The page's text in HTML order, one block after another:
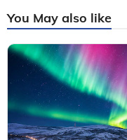
You May also like